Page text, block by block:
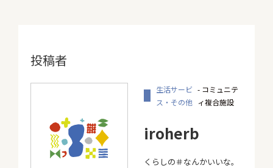
投稿者
iroherb
生活サービ
ス・その他
- コミュニテ
ィ複合施設
くらしの＃なんかいいな。